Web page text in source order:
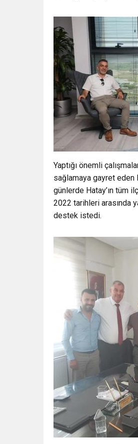
Yaptığı önemli
sağlamaya gayret
günlerde Hatay’ın tüm
2022 tarihleri arasında
destek istedi.